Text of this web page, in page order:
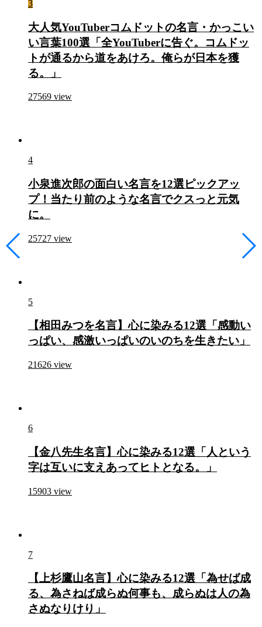
3
大人気YouTuberコムドットの名言・かっこい
い言葉100選「全YouTuberに告ぐ。コムドッ
トが通るから道をあけろ。俺らが日本を獲
る。」
27569 view
4
小泉進次郎の面白い名言を12選ピックアッ
プ！当たり前のような名言でクスっと元気
に。
25727 view
5
【相田みつを名言】心に染みる12選「感動い
っぱい、感激いっぱいのいのちを生きたい」
21626 view
6
【金八先生名言】心に染みる12選「人という
字は互いに支えあってヒトとなる。」
15903 view
7
【上杉鷹山名言】心に染みる12選「為せば成
る、為さねば成らぬ何事も、成らぬは人の為
さぬなりけり」